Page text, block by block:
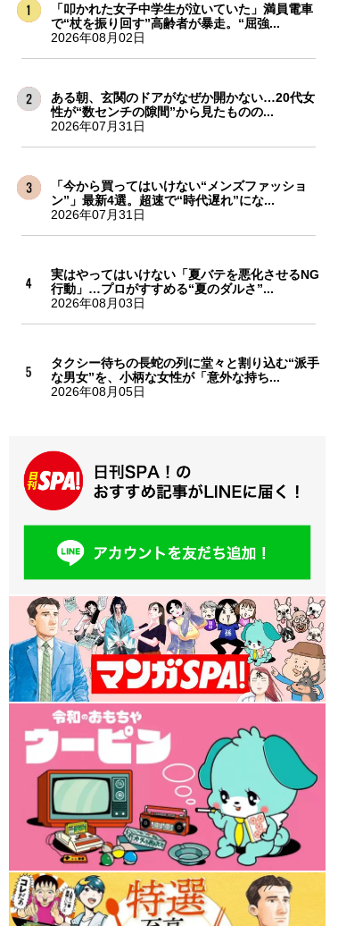
「叩かれた女子中学生が泣いていた」満員電車
で“杖を振り回す”高齢者が暴走。“屈強...
2026年08月02日
ある朝、玄関のドアがなぜか開かない…20代女
性が“数センチの隙間”から見たものの...
2026年07月31日
「今から買ってはいけない“メンズファッショ
ン”」最新4選。超速で“時代遅れ”にな...
2026年07月31日
実はやってはいけない「夏バテを悪化させるNG
行動」…プロがすすめる“夏のダルさ”...
2026年08月03日
タクシー待ちの長蛇の列に堂々と割り込む“派手
な男女”を、小柄な女性が「意外な持ち...
2026年08月05日